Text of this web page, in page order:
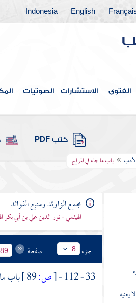
English
Indonesia
الفتوى الاستشارات الصوتيات
كتب PDF
باب ما جاء في المزاح
يعنيه
مجمع الزاوئد ومنبع الفوائد
الهيثمي - نور الدين علي بن أبي بكر
جزء 8 صفحة 89
33 - 112 -
[ص:
باب